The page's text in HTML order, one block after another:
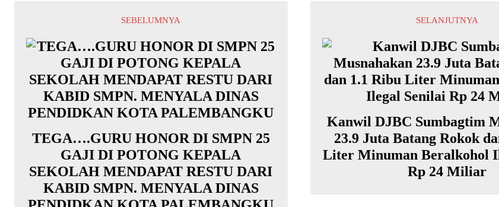
SEBELUMNYA
TEGA….GURU HONOR DI SMPN 25
GAJI DI POTONG KEPALA
SEKOLAH MENDAPAT RESTU DARI
KABID SMPN. MENYALA DINAS
SELANJUTNYA
Kanwil DJBC Sumbagtim
23.9 Juta Batang Rokok
Liter Minuman Beralkohol
Rp 24 Miliar